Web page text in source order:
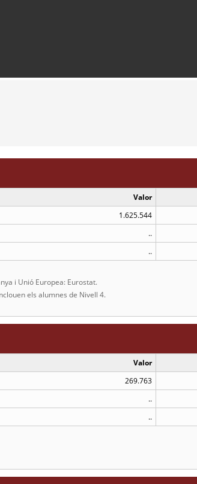
Valor
1.625.544
..
..
i Unió Europea: Eurostat.
els alumnes de Nivell 4.
Valor
269.763
..
..